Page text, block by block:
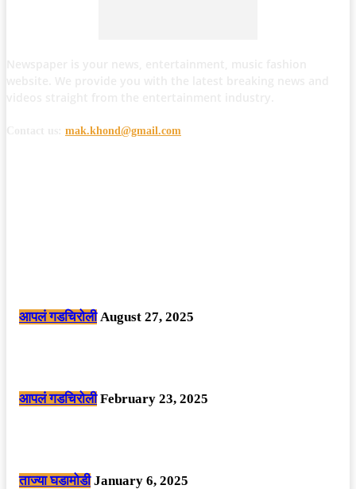
mak.khond@gmail.com
आपलं गडचिरोली August 27, 2025
आपलं गडचिरोली February 23, 2025
ताज्या घडामोडी January 6, 2025